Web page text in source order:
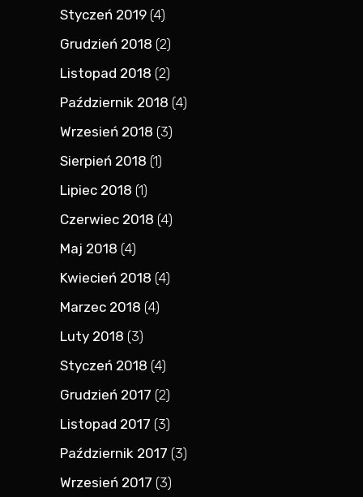
Styczeń 2019 (4)
Grudzień 2018 (2)
Listopad 2018 (2)
Październik 2018 (4)
Wrzesień 2018 (3)
Sierpień 2018 (1)
Lipiec 2018 (1)
Czerwiec 2018 (4)
Maj 2018 (4)
Kwiecień 2018 (4)
Marzec 2018 (4)
Luty 2018 (3)
Styczeń 2018 (4)
Grudzień 2017 (2)
Listopad 2017 (3)
Październik 2017 (3)
Wrzesień 2017 (3)